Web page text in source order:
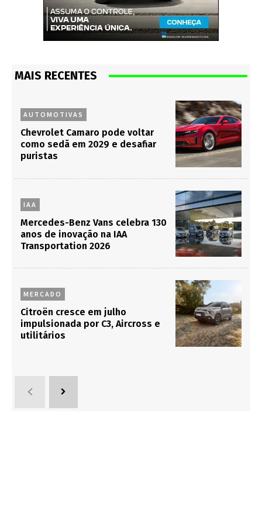
MAIS RECENTES
AUTOMOTIVAS
Chevrolet Camaro pode voltar
como sedã em 2029 e desafiar
puristas
IAA
Mercedes-Benz Vans celebra 130
anos de inovação na IAA
Transportation 2026
MERCADO
Citroën cresce em julho
impulsionada por C3, Aircross e
utilitários